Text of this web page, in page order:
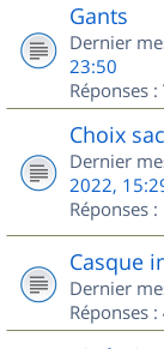
Gants
Dernier
23:50
Réponses :
Choix
Dernier
2022,
Réponses :
Casque
Dernier
Réponses :